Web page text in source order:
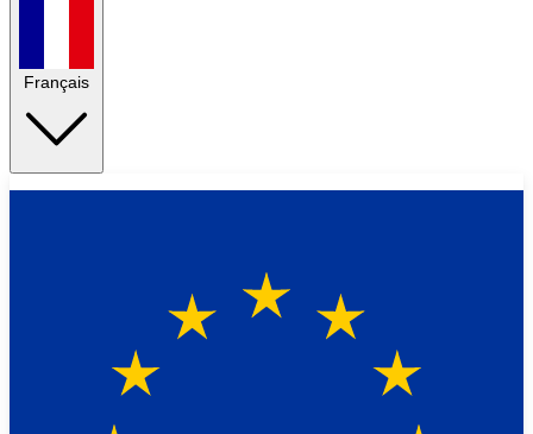
Français